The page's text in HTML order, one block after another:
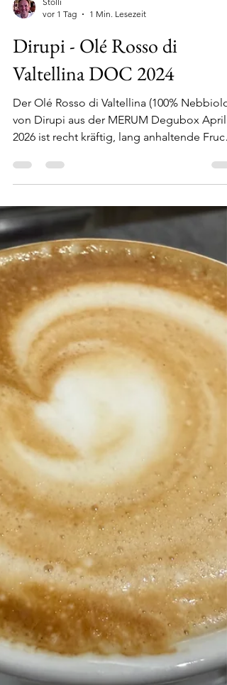
1 Min. Lesezeit
Dirupi - Olé Rosso di
Valtellina DOC 2024
Der Olé Rosso di Valtellina (100% Nebbiolo)
von Dirupi aus der MERUM Degubox April
2026 ist recht kräftig, lang anhaltende
gut zu kräftigen Gerichten und zum Genuss
über den Abend.